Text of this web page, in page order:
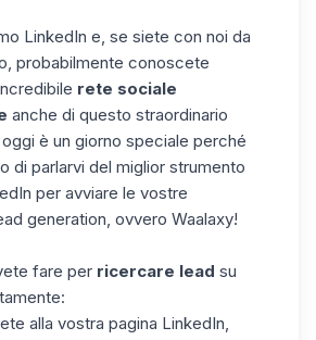
LinkedIn e, se siete con noi da
probabilmente conoscete
rete sociale
anche di questo straordinario
è un giorno speciale perché
di parlarvi del miglior strumento
per avviare le vostre
generation ovvero Waalaxy!
fare per ricercare lead su
:
alla vostra pagina LinkedIn,